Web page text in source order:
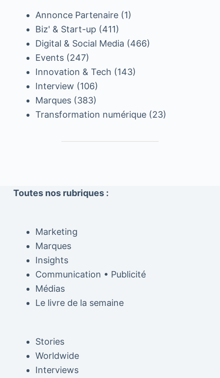
Annonce Partenaire(1)
Biz' & Start-up (411)
Digital & Social Media (466)
Events(247)
Innovation & Tech (143)
Interview (106)
Marques(383)
Transformation numérique(23)
Toutes nos rubriques :
Marketing
Marques
Insights
Communication • Publicité
Médias
Le livre de la semaine
Stories
Worldwide
Interviews